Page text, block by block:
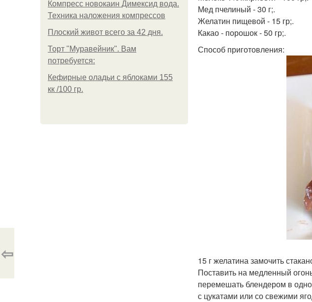
Компресс новокаин Димексид вода.
Техника наложения компрессов
Плоский живот всего за 42 дня.
Торт "Муравейник". Вам
потребуется:
Кефирные оладьи с яблоками 155
кк /100 гр.
Мед пчелиный - 30 г;.
Желатин пищевой - 15 гр;.
Какао - порошок - 50 гр;.
Способ приготовления:
15 г желатина замочить
Поставить на медленный
перемешать блендером в
с цукатами или со свежими
⇦